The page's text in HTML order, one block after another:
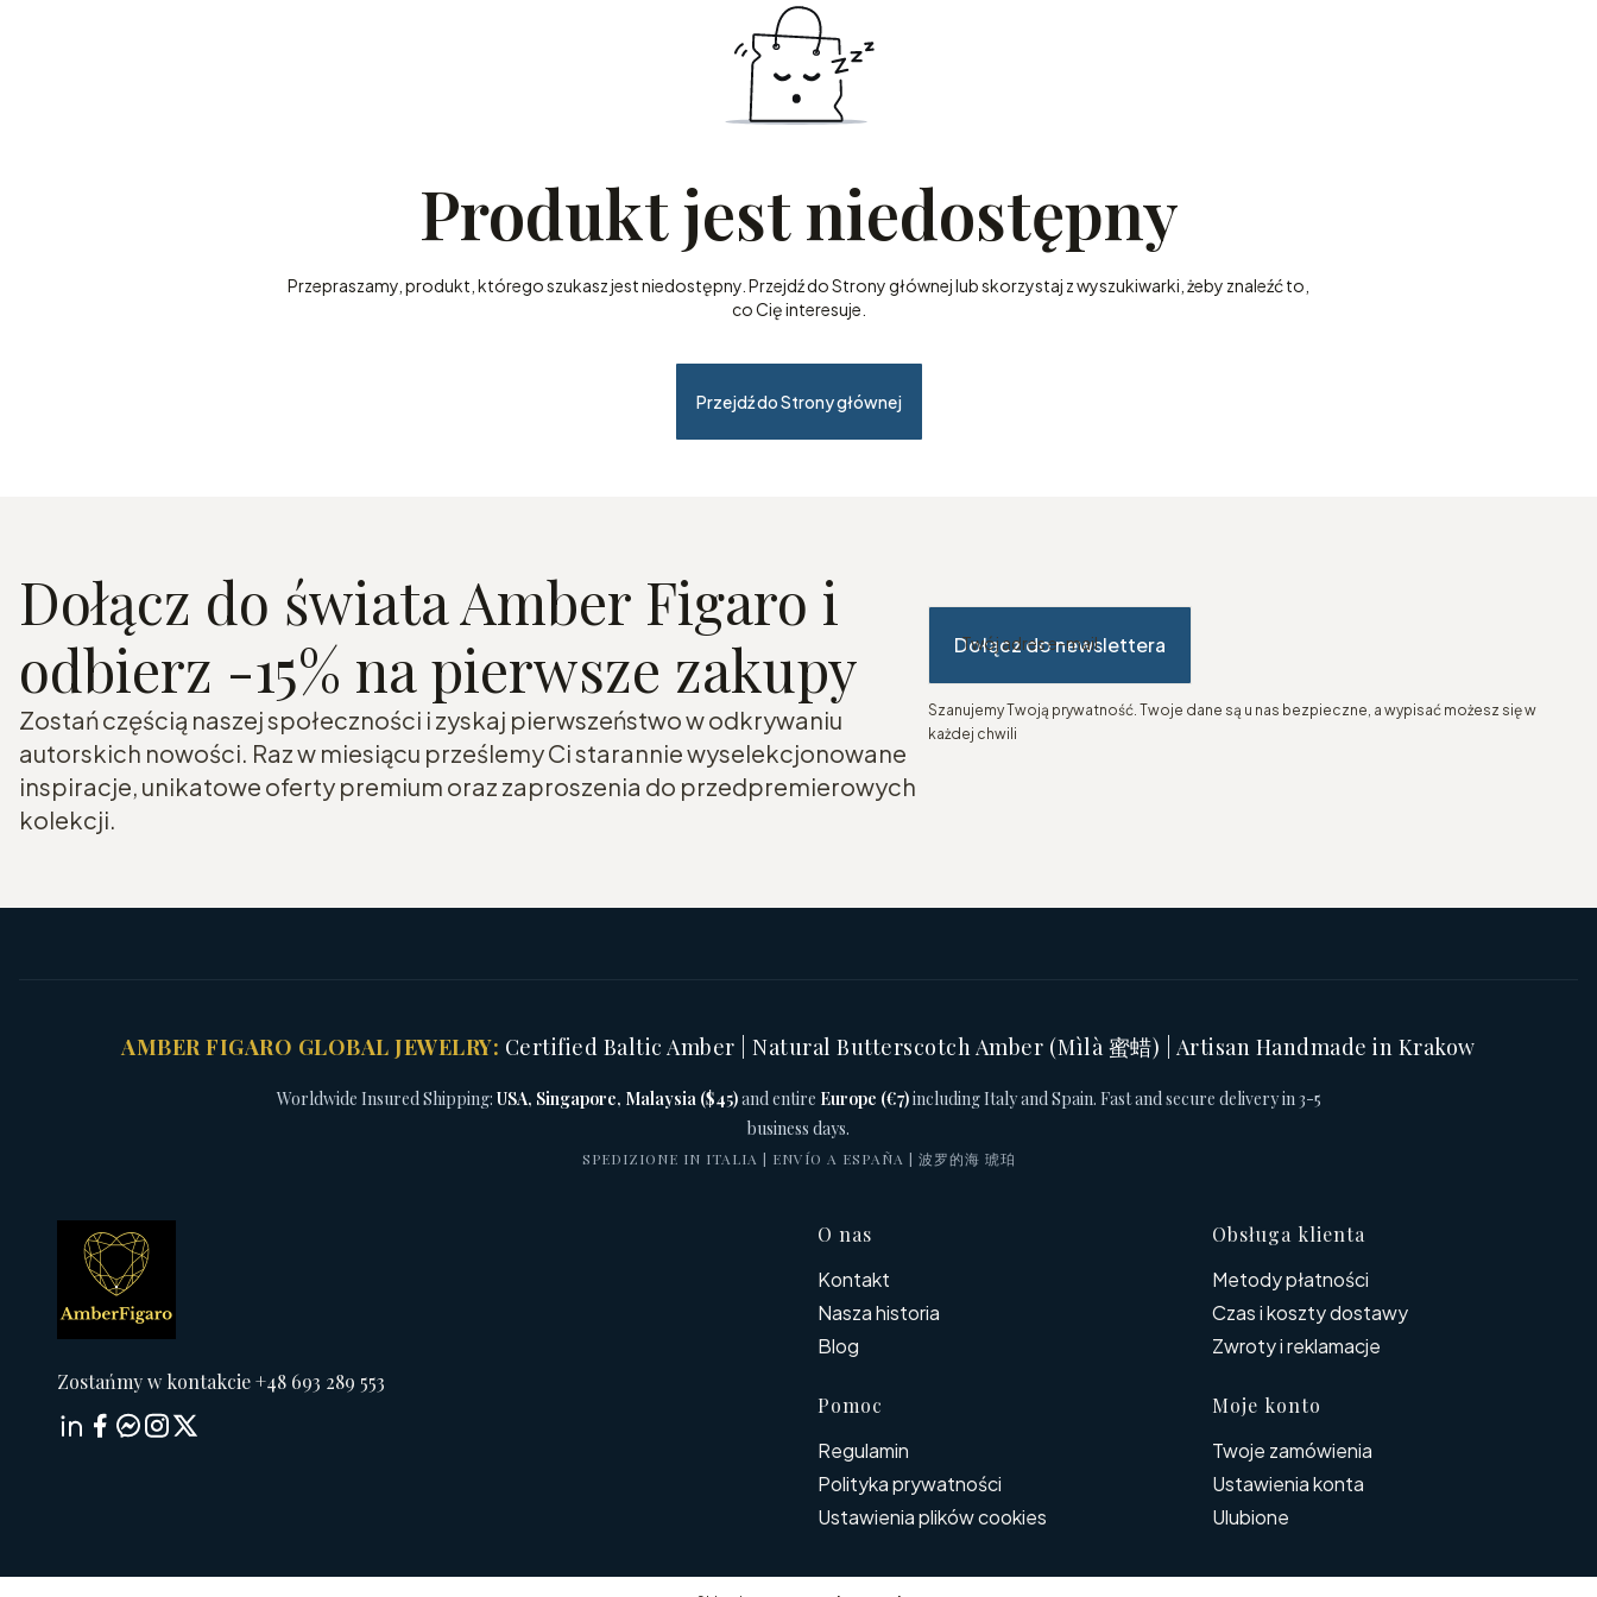
Produkt jest niedostępny
Przepraszamy, produkt, którego szukasz jest niedostępny. Przejdź do Strony głównej lub skorzystaj z wyszukiwarki, żeby znaleźć to,
co Cię interesuje.
Przejdź do Strony głównej
Dołącz do świata Amber Figaro i
odbierz -15% na pierwsze zakupy
Zostań częścią naszej społeczności i zyskaj pierwszeństwo w odkrywaniu
autorskich nowości. Raz w miesiącu prześlemy Ci starannie wyselekcjonowane
inspiracje, unikatowe oferty premium oraz zaproszenia do przedpremierowych
kolekcji.
Twój adres e-mail
Dołącz do newslettera
Szanujemy Twoją prywatność. Twoje dane są u nas bezpieczne, a wypisać możesz się w
każdej chwili
AMBER FIGARO GLOBAL JEWELRY: Certified Baltic Amber | Natural Butterscotch Amber (Mìlà 蜜蜡) | Artisan Handmade in Krakow
Worldwide Insured Shipping: USA, Singapore, Malaysia ($45)and entire Europe (€7)including Italy and Spain. Fast and secure delivery in 3-5
business days.
SPEDIZIONE IN ITALIA | ENVÍO A ESPAÑA | 波罗的海 琥珀
Zostańmy w kontakcie +48 693 289 553
Linki w stopce
O nas
Kontakt
Nasza historia
Blog
Obsługa klienta
Metody płatności
Czas i koszty dostawy
Zwroty i reklamacje
Pomoc
Regulamin
Polityka prywatności
Ustawienia plików cookies
Moje konto
Twoje zamówienia
Ustawienia konta
Ulubione